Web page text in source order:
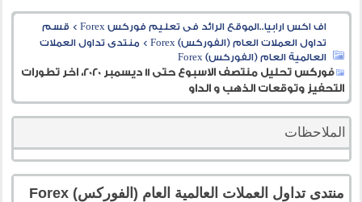
اف اكس ارابيا..الموقع الرائد فى تعليم فوركس Forex > قسم
تداول العملات العام (الفوركس) Forex
> منتدى تداول العملات
العالمية العام (الفوركس) Forex
فوركس تحليل منتصف الاسبوع حتى 11 ديسمبر 2020، اخر تطورات
التحفيز وتوقعات الذهب و الداو
الملاحظات
منتدى تداول العملات العالمية العام (الفوركس) Forex